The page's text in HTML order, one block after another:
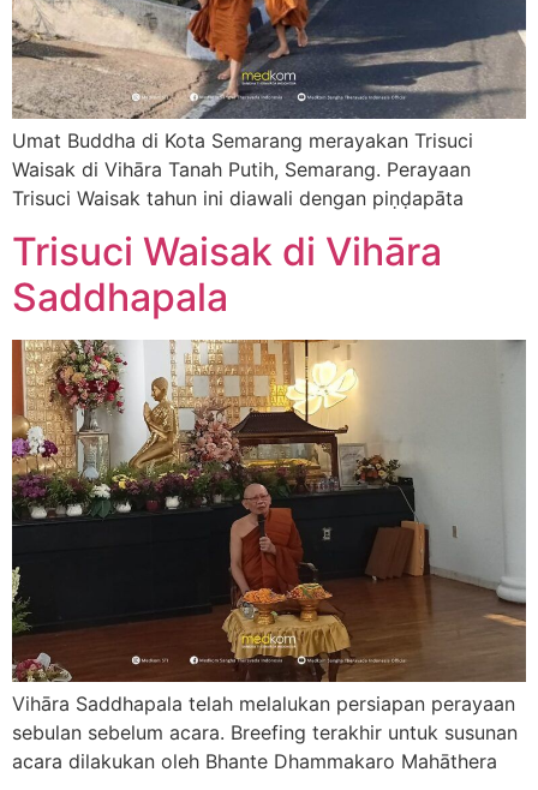
Umat Buddha di Kota Semarang merayakan Trisuci
Waisak di Vihāra Tanah Putih, Semarang. Perayaan
Trisuci Waisak tahun ini diawali dengan piṇḍapāta
Trisuci Waisak di Vihāra
Saddhapala
Vihāra Saddhapala telah melalukan persiapan perayaan
sebulan sebelum acara. Breefing terakhir untuk susunan
acara dilakukan oleh Bhante Dhammakaro Mahāthera